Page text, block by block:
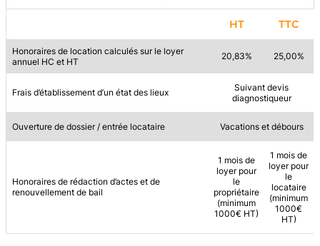
HT TTC
Honoraires de location calculés sur le loyer
annuel HC et HT
20,83% 25,00%
Frais d’établissement d’un état des lieux
Suivant devis
diagnostiqueur
Ouverture de dossier / entrée locataire Vacations et débours
Honoraires de rédaction d’actes et de
renouvellement de bail
1 mois de
loyer pour
le
propriétaire
(minimum
1000€ HT)
1 mois de
loyer pour
le
locataire
(minimum
1000€
HT)